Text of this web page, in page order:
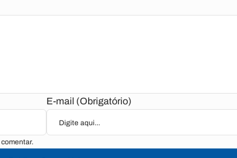
E-mail (Obrigatório)